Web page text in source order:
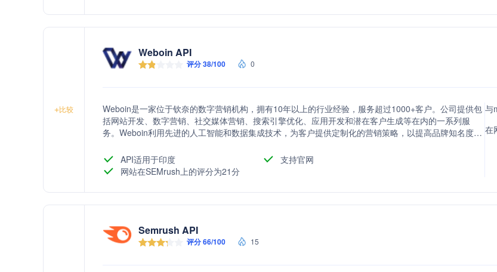
+比较
Weboin API
评分 38/100 0
Weboin是一家位于钦奈的数字营销机构，拥有10年以上的行业经验，服务超过1000+客户。公司提供包
括网站开发、数字营销、社交媒体营销、搜索引擎优化、应用开发和潜在客户生成等在内的一系列服
务。Weboin利用先进的人工智能和数据集成技术，为客户提供定制化的营销策略，以提高品牌知名度、
API适用于印度
支持官网
网站在SEMrush上的评分为21分
与
在
Semrush API
评分 66/100 15